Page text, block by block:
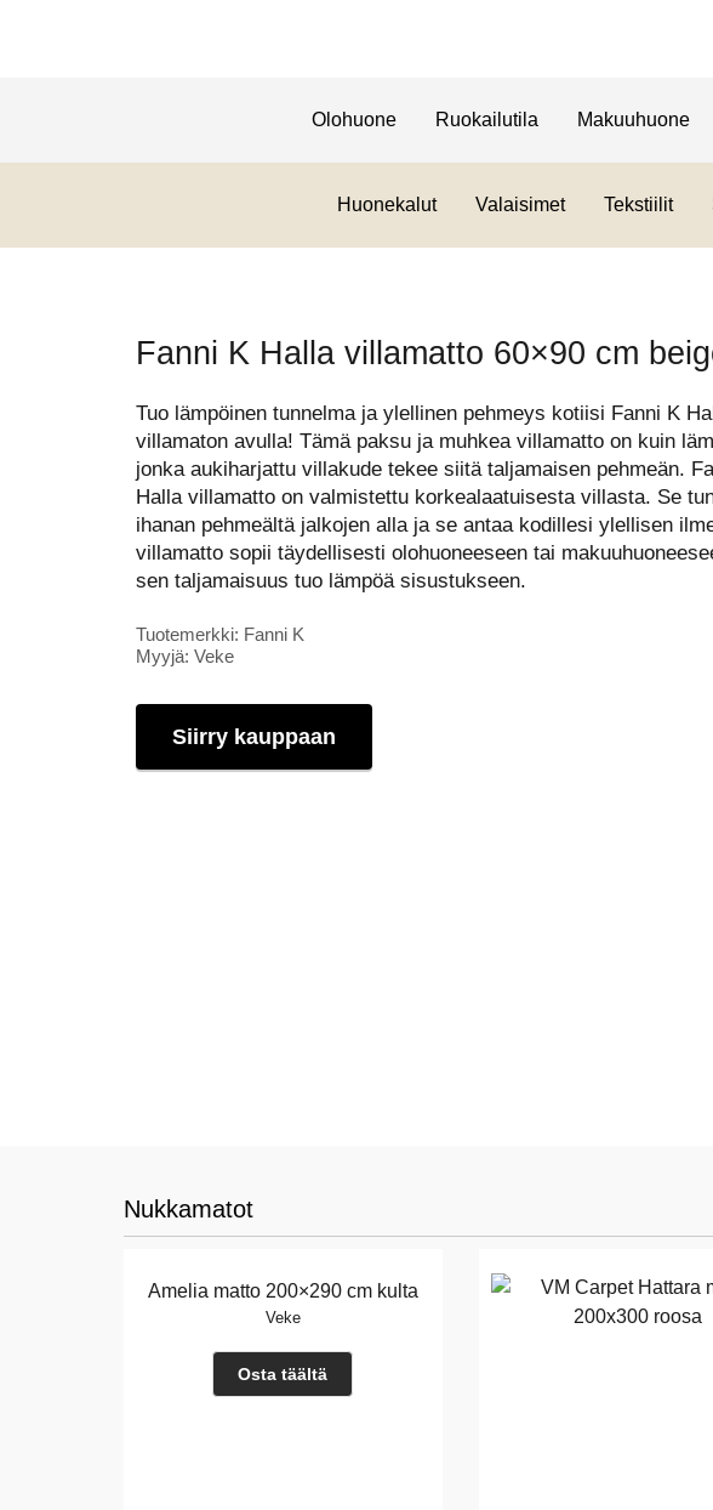
Olohuone Ruokailutila Makuuhuone
Huonekalut Valaisimet Tekstiilit
Fanni K Halla villamatto 60×90 cm
Tuo lämpöinen tunnelma ja ylellinen pehmeys kotiisi Fanni K
villamaton avulla! Tämä paksu ja muhkea villamatto on kuin
jonka aukiharjattu villakude tekee siitä taljamaisen pehmeän.
Halla villamatto on valmistettu korkealaatuisesta villasta. Se
ihanan pehmeältä jalkojen alla ja se antaa kodillesi ylellisen
villamatto sopii täydellisesti olohuoneeseen tai
sen taljamaisuus tuo lämpöä sisustukseen.
Tuotemerkki: Fanni K
Myyjä: Veke
Siirry kauppaan
Nukkamatot
Amelia matto 200×290 cm kulta
Veke
Osta täältä